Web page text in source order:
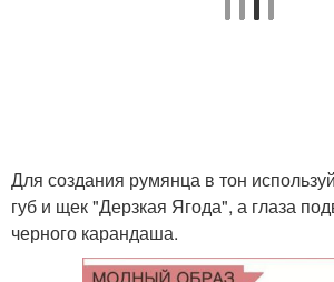
Для создания румянца в тон
губ и щек "Дерзкая Ягода", а глаза
черного карандаша.